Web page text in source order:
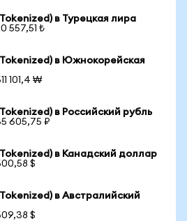
в Турецкая лира
557,51 ₺
в Южнокорейская
101,4 ₩
в Российский рубль
605,75 ₽
в Канадский доллар
$
в Австралийский
$